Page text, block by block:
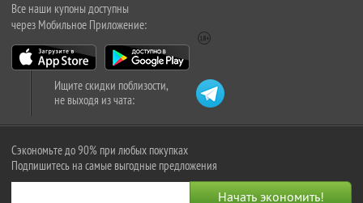
Все наши купоны доступны
через Мобильное Приложение:
Ищите скидки поблизости,
не выходя из чата:
Сэкономьте до 90% при любых покупках
Подпишитесь на самые выгодные предложения